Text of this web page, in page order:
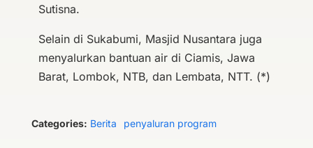
Sutisna.
Selain di Sukabumi, Masjid Nusantara juga
menyalurkan bantuan air di Ciamis, Jawa
Barat, Lombok, NTB, dan Lembata, NTT. (*)
Categories: Berita penyaluran program